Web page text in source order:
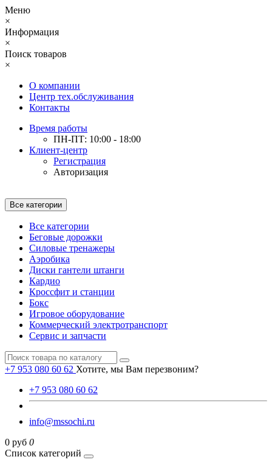
Меню
×
Информация
×
Поиск товаров
×
О компании
Центр тех.обслуживания
Контакты
Время работы
ПН-ПТ: 10:00 - 18:00
Клиент-центр
Регистрация
Авторизация
Все категории
Все категории
Беговые дорожки
Силовые тренажеры
Аэробика
Диски гантели штанги
Кардио
Кроссфит и станции
Бокс
Игровое оборудование
Коммерческий электротранспорт
Сервис и запчасти
+7 953 080 60 62 Хотите, мы Вам перезвоним?
+7 953 080 60 62
info@mssochi.ru
0 руб 0
Список категорий